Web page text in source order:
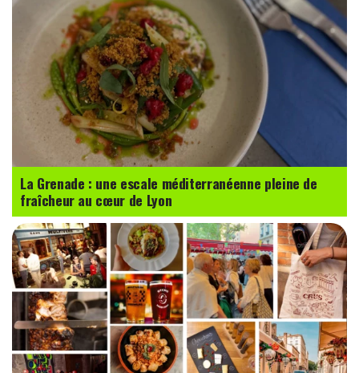
La Grenade : une escale méditerranéenne pleine de
fraîcheur au cœur de Lyon